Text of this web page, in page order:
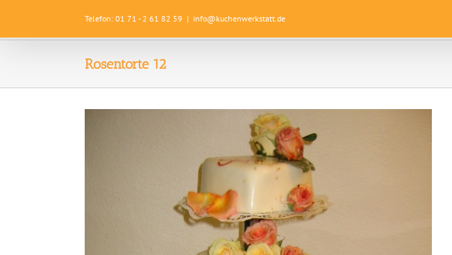
springen
Telefon: 01 71 - 2 61 82 59 | info@kuchenwerkstatt.de
Rosentorte 12